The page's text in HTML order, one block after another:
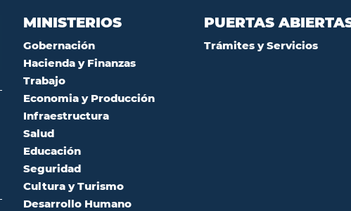
MINISTERIOS
Gobernación
Hacienda y Finanzas
Trabajo
Economia y Producción
Infraestructura
Salud
Educación
Seguridad
Cultura y Turismo
Desarrollo Humano
PUERTAS
Trámites y Servicios